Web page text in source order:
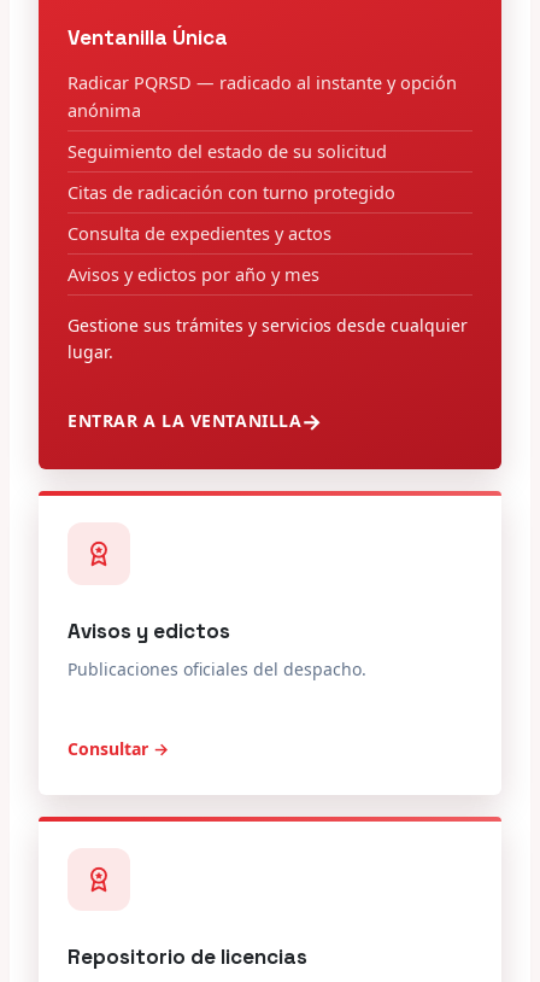
Ventanilla Única
Radicar PQRSD — radicado al instante y opción
anónima
Seguimiento del estado de su solicitud
Citas de radicación con turno protegido
Consulta de expedientes y actos
Avisos y edictos por año y mes
Gestione sus trámites y servicios desde cualquier
lugar.
ENTRAR A LA VENTANILLA
Avisos y edictos
Publicaciones oficiales del despacho.
Consultar →
Repositorio de licencias